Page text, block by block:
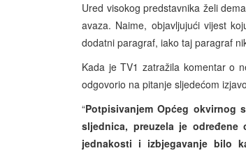
Ured visokog predstavnika želi
avaza. Naime, objavljujući vijest
dodatni paragraf, iako taj paragraf
Kada je TV1 zatražila komentar o
odgovorio na pitanje sljedećom
“Potpisivanjem Općeg okvirnog
sljednica, preuzela je određene
jednakosti i izbjegavanje bilo